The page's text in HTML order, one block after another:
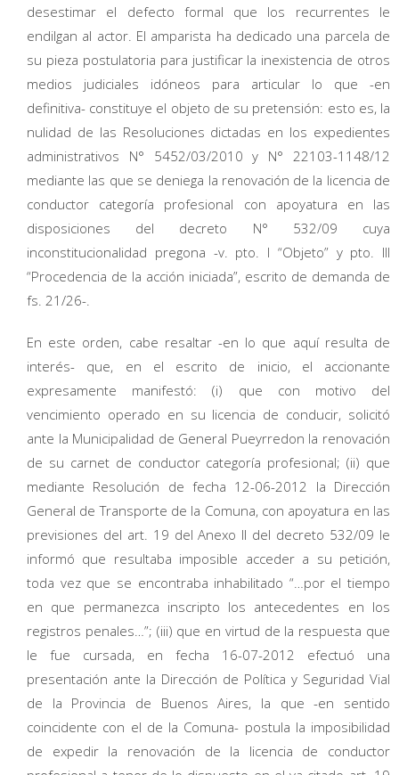
desestimar el defecto formal que los recurrentes le
endilgan al actor. El amparista ha dedicado una parcela de
su pieza postulatoria para justificar la inexistencia de otros
medios judiciales idóneos para articular lo que -en
definitiva- constituye el objeto de su pretensión: esto es, la
nulidad de las Resoluciones dictadas en los expedientes
administrativos N° 5452/03/2010 y N° 22103-1148/12
mediante las que se deniega la renovación de la licencia de
conductor categoría profesional con apoyatura en las
disposiciones del decreto N° 532/09 cuya
inconstitucionalidad pregona -v. pto. I “Objeto” y pto. III
“Procedencia de la acción iniciada”, escrito de demanda de
fs. 21/26-.
En este orden, cabe resaltar -en lo que aquí resulta de
interés- que, en el escrito de inicio, el accionante
expresamente manifestó: (i) que con motivo del
vencimiento operado en su licencia de conducir, solicitó
ante la Municipalidad de General Pueyrredon la renovación
de su carnet de conductor categoría profesional; (ii) que
mediante Resolución de fecha 12-06-2012 la Dirección
General de Transporte de la Comuna, con apoyatura en las
previsiones del art. 19 del Anexo II del decreto 532/09 le
informó que resultaba imposible acceder a su petición,
toda vez que se encontraba inhabilitado “…por el tiempo
en que permanezca inscripto los antecedentes en los
registros penales…”; (iii) que en virtud de la respuesta que
le fue cursada, en fecha 16-07-2012 efectuó una
presentación ante la Dirección de Política y Seguridad Vial
de la Provincia de Buenos Aires, la que -en sentido
coincidente con el de la Comuna- postula la imposibilidad
de expedir la renovación de la licencia de conductor